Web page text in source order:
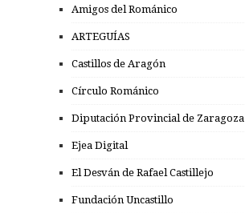
Amigos del Románico
ARTEGUÍAS
Castillos de Aragón
Círculo Románico
Diputación Provincial de Zaragoza
Ejea Digital
El Desván de Rafael Castillejo
Fundación Uncastillo